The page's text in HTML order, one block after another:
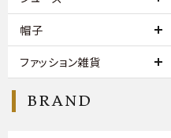
帽子
ファッション雑貨
BRAND